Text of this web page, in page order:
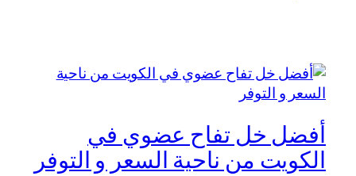
أفضل خل تفاح عضوي في
الكويت من ناحية السعر و التوفر